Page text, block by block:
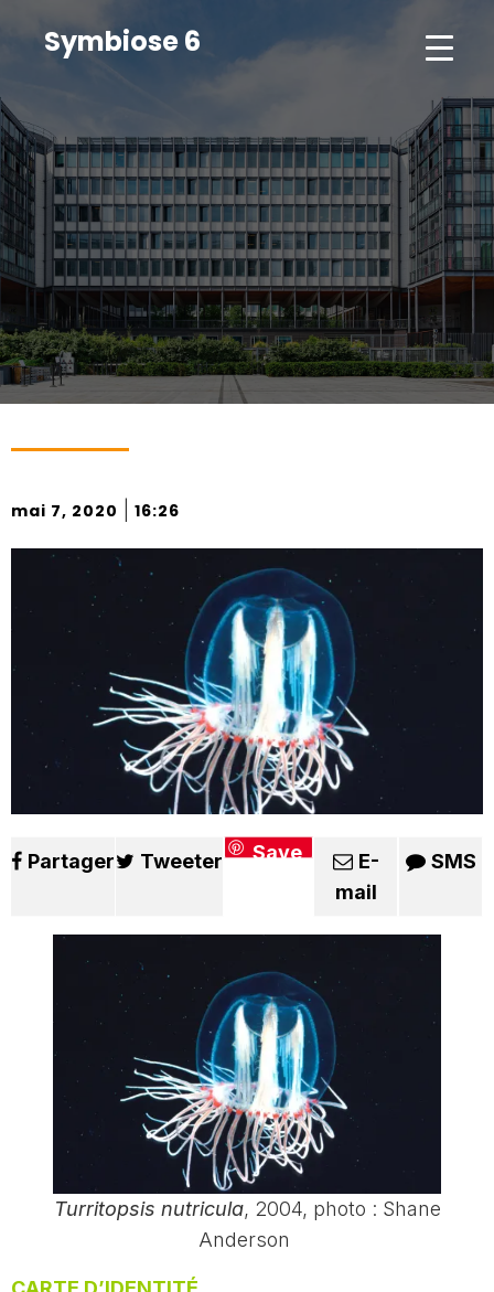
Symbiose 6
mai 7, 2020 16:26
Partager Tweeter Save
E-
mail
SMS
Turritopsis nutricula, 2004, photo : Shane
Anderson